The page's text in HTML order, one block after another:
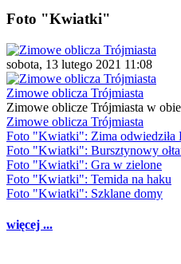
Foto "Kwiatki"
sobota, 13 lutego 2021 11:08
Zimowe oblicza Trójmiasta
Zimowe oblicze Trójmiasta w
Zimowe oblicza Trójmiasta
Foto "Kwiatki": Zima odwiedziła
Foto "Kwiatki": Bursztynowy
Foto "Kwiatki": Gra w zielone
Foto "Kwiatki": Temida na haku
Foto "Kwiatki": Szklane domy
więcej ...